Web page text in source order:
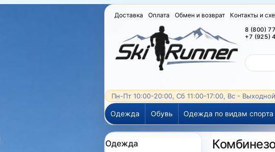
Доставка Оплата Обмен и возврат Контакты и
8 (800)
+7 (925)
Пн-Пт 10:00-20:00, Сб 11:00-17:00, Вс - Выходной
Одежда Обувь Одежда по видам спорта
Одежда